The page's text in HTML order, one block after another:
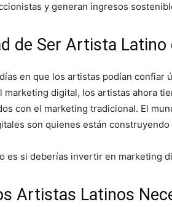
y generan ingresos
de Ser Artista Latino
en que los artistas podían confiar
marketing digital, los artistas ahora
con el marketing tradicional. El
son quienes están
es si deberías invertir en marketing
Artistas Latinos